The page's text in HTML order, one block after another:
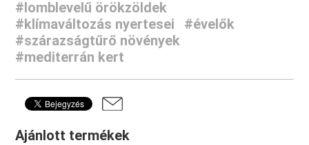
#lomblevelű örökzöldek
#klímaváltozás nyertesei
#évelők
#szárazságtűrő növények
#mediterrán kert
Ajánlott termékek